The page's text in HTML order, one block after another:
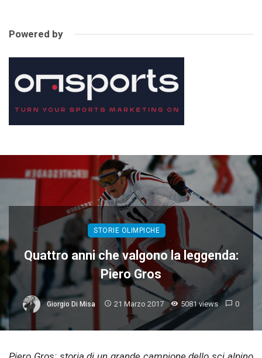
Powered by
STORIE OLIMPICHE
Quattro anni che valgono la leggenda:
Piero Gros
Giorgio Di Misa 21 Marzo 2017 5081 views 0